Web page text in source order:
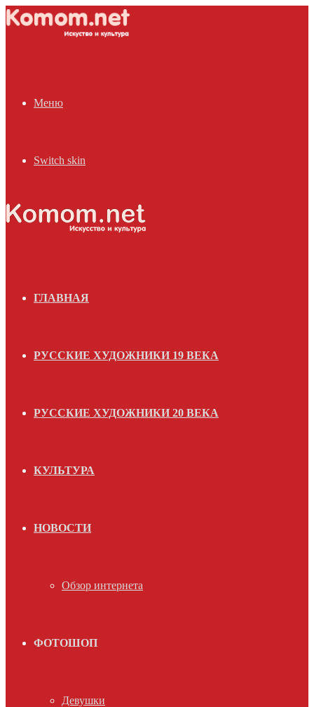
Меню
Switch skin
ГЛАВНАЯ
РУССКИЕ ХУДОЖНИКИ 19 ВЕКА
РУССКИЕ ХУДОЖНИКИ 20 ВЕКА
КУЛЬТУРА
НОВОСТИ
Обзор интернета
ФОТОШОП
Девушки